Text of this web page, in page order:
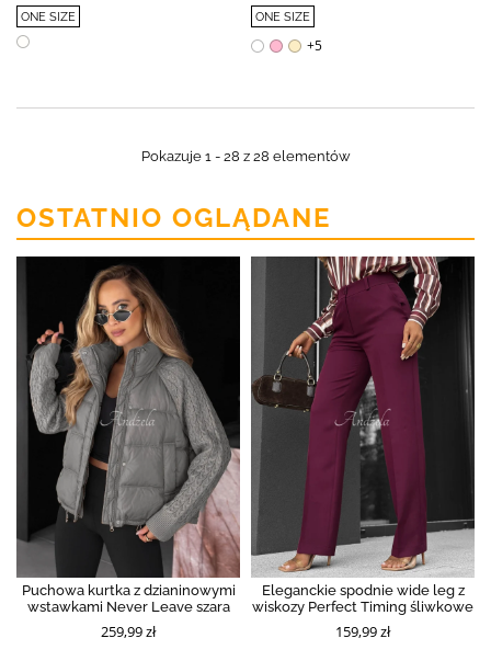
ONE SIZE ONE SIZE
+5
Pokazuje 1 - 28 z 28 elementów
OSTATNIO OGLĄDANE
Puchowa kurtka z dzianinowymi
wstawkami Never Leave szara
259,99 zł
Eleganckie spodnie wide leg z
wiskozy Perfect Timing śliwkowe
159,99 zł